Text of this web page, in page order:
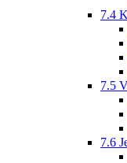
7.4
7.5
7.6